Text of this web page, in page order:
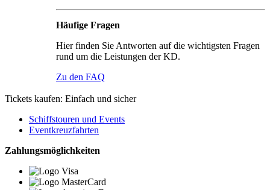
Häufige Fragen
Hier finden Sie Antworten auf die wichtigsten Fragen
rund um die Leistungen der KD.
Zu den FAQ
Tickets kaufen: Einfach und sicher
Schiffstouren und Events
Eventkreuzfahrten
Zahlungsmöglichkeiten